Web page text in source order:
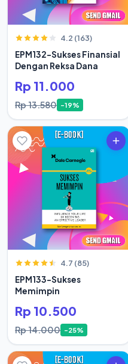
4.2 (163)
EPM132-Sukses Finansial
Dengan Reksa Dana
Rp 11.000
Rp 13.580 -19%
4.7 (85)
EPM133-Sukses
Memimpin
Rp 10.500
Rp 14.000 -25%